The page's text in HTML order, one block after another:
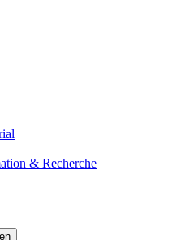
& Recherche